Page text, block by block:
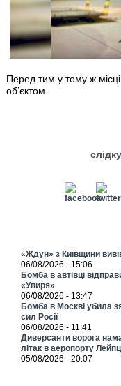
Перед тим у тому ж
об’єктом.
«Ждун» з Київщини
06/08/2026 - 15:06
Бомба в автівці
«Упиря»
06/08/2026 - 13:47
Бомба в Москві убила
сил Росії
06/08/2026 - 11:41
Диверсанти ворога
літак в аеропорту
05/08/2026 - 20:07